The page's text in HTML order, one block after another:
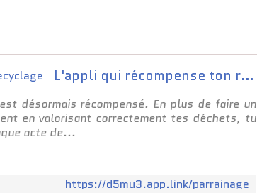
L'appli qui récompense ton recyclage
désormais récompensé. En plus de faire un
en valorisant correctement tes déchets, tu
acte de...
https://d5mu3.app.link/parrainage